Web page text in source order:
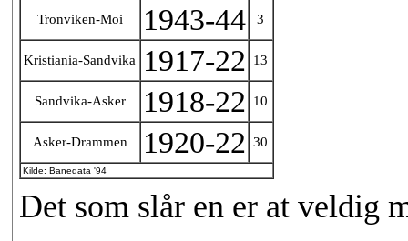
Tronviken-Moi 1943-44 3
Kristiania-Sandvika 1917-22 13
Sandvika-Asker 1918-22 10
Asker-Drammen 1920-22 30
Kilde: Banedata '94
Det som slår en er at veldig